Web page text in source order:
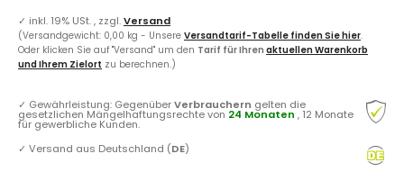
✓ inkl. 19% USt. , zzgl.Versand
(Versandgewicht: 0,00 kg - Unsere Versandtarif-Tabelle finden Sie hier.
Oder klicken Sie auf "Versand" um den Tarif für Ihren aktuellen Warenkorb
und Ihrem Zielort zu berechnen.)
✓ Gewährleistung: GegenüberVerbrauchern gelten die
gesetzlichen Mängelhaftungsrechte von 24 Monaten , 12 Monate
für gewerbliche Kunden.
✓ Versand aus Deutschland (DE)